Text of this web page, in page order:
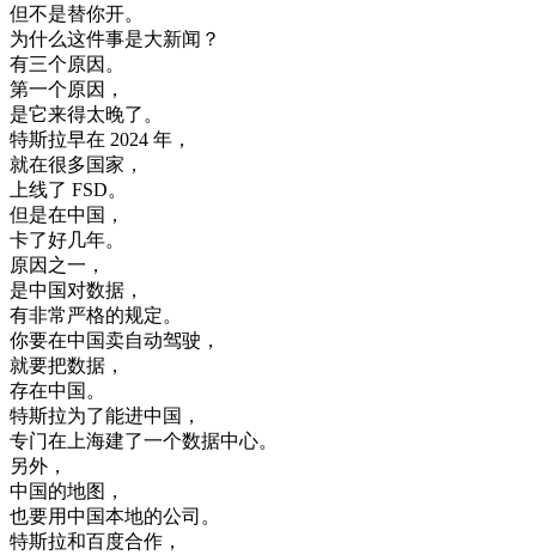
但不是替你开。
为什么这件事是大新闻 ？
有三个原因 。
第一个原因 ，
是它来得太晚了。
特斯拉早在 2024 年 ，
就在很多国家 ，
上线了 FSD。
但是在中国 ，
卡了好几年。
原因 之一 ，
是中国对数据 ，
有非常严格的规定。
你要在中国卖自动驾驶 ，
就要把数据 ，
存在中国。
特斯拉为了能进中国 ，
专门在上海建了一个数据中心。
另外 ，
中国的地图 ，
也要用中国本地的公司 。
特斯拉和百度合作 ，